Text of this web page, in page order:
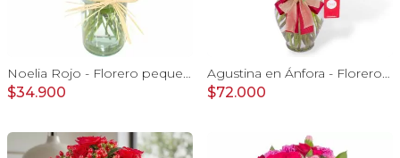
Noelia Rojo - Florero pequeño con Rosas, mini rosas, mini claveles y limonium
$34.900
Agustina en Ánfora - Florero con 18 rosas rojo y astromelias
$72.000